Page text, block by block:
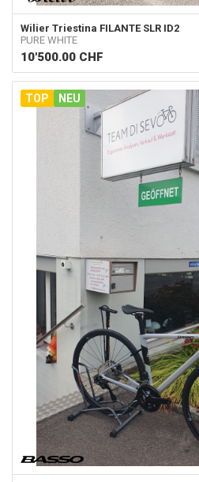
Wilier Triestina FILANTE SLR ID2
PURE WHITE
10'500.00 CHF
TOP NEU